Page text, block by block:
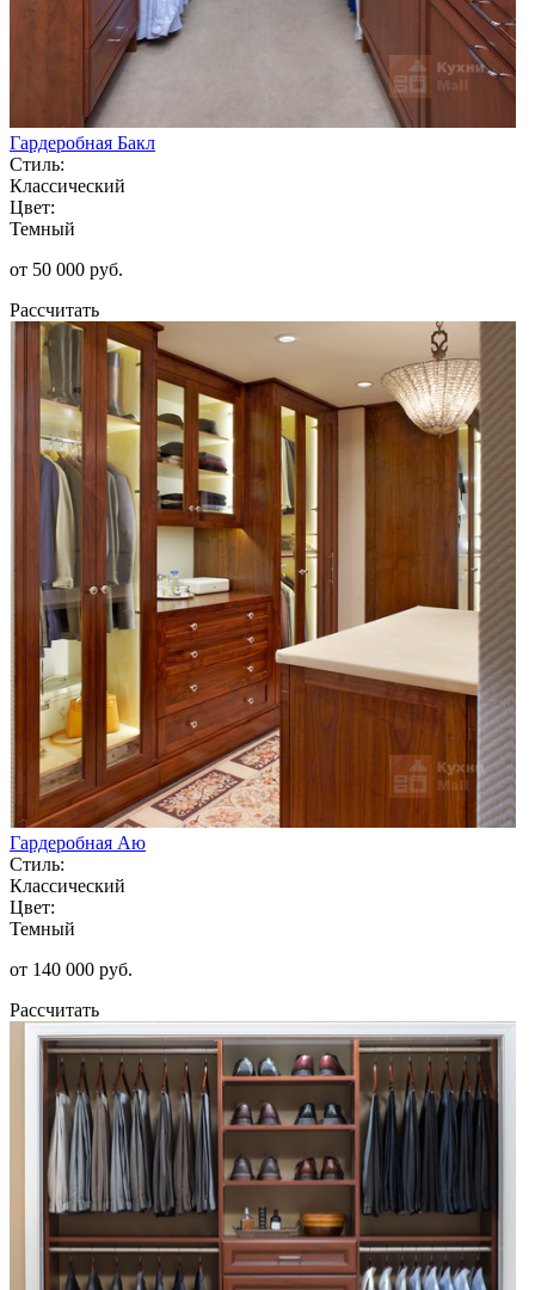
Гардеробная Бакл
Стиль:
Классический
Цвет:
Темный
от 50 000 руб.
Рассчитать
Гардеробная Аю
Стиль:
Классический
Цвет:
Темный
от 140 000 руб.
Рассчитать